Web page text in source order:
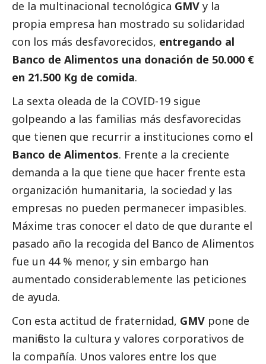
de la multinacional tecnológica GMV y la
propia empresa han mostrado su solidaridad
con los más desfavorecidos, entregando al
Banco de Alimentos una donación de 50.000 €
en 21.500 Kg de comida.
La sexta oleada de la COVID-19 sigue
golpeando a las familias más desfavorecidas
que tienen que recurrir a instituciones como el
Banco de Alimentos. Frente a la creciente
demanda a la que tiene que hacer frente esta
organización humanitaria, la sociedad y las
empresas no pueden permanecer impasibles.
Máxime tras conocer el dato de que durante el
pasado año la recogida del Banco de Alimentos
fue un 44 % menor, y sin embargo han
aumentado considerablemente las peticiones
de ayuda.
Con esta actitud de fraternidad, GMV pone de
manifiesto la cultura y valores corporativos de
la compañía. Unos valores entre los que